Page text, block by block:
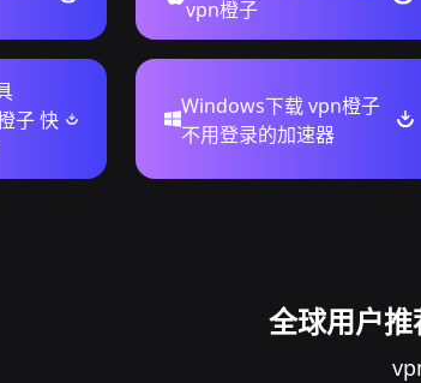
vpn橙子
子 快
Windows下载 vpn橙子
不用登录的加速器
全球用户